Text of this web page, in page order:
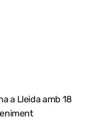
a Lleida amb 18